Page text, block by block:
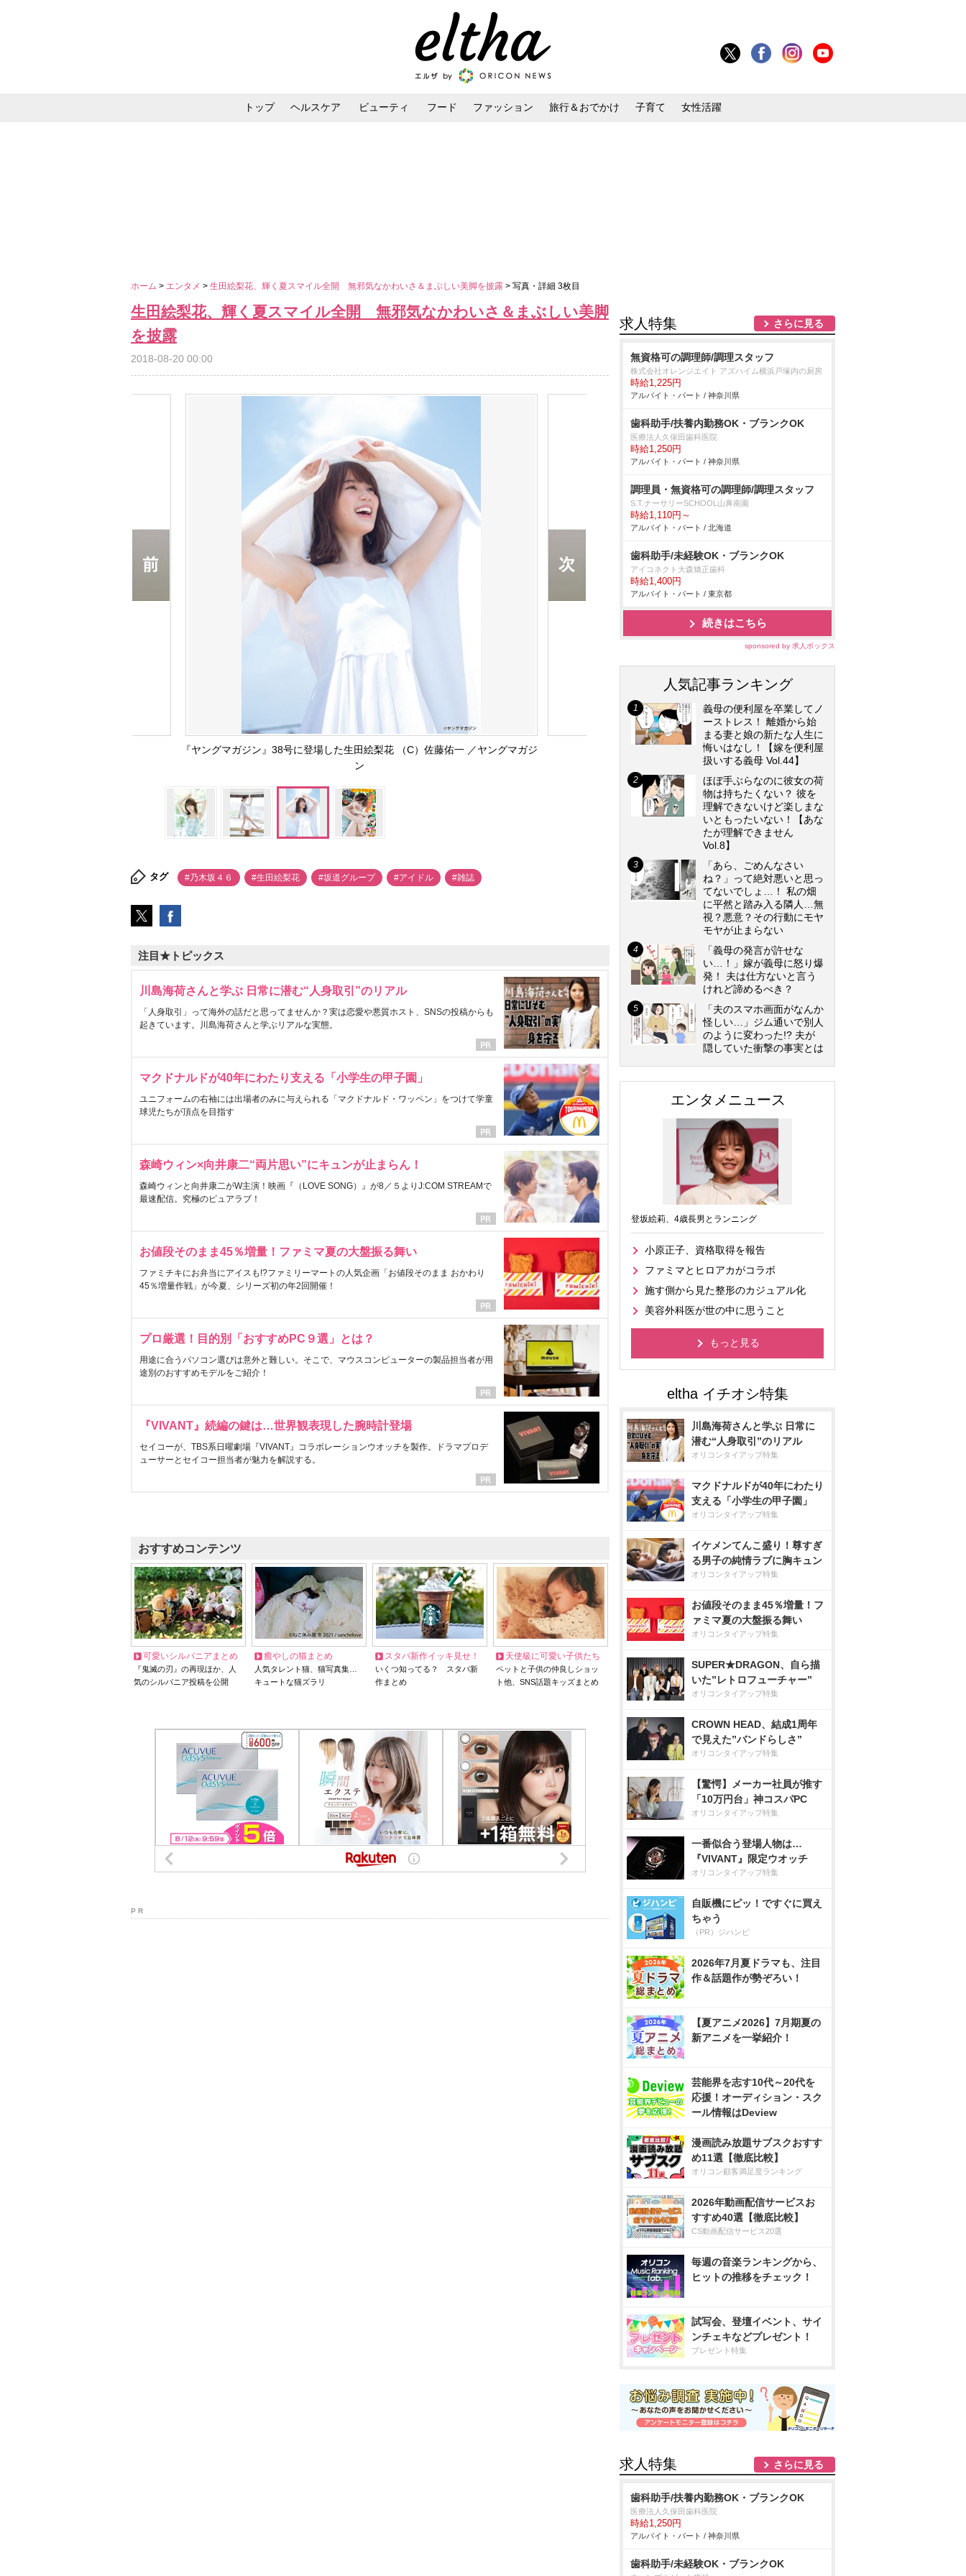
トップ ヘルスケア ビューティ フード ファッション 旅行＆おでかけ 子育て 女性活躍
ホーム > エンタメ > 生田絵梨花、輝く夏スマイル全開 無邪気なかわいさ＆まぶしい美脚を披露 > 写真・詳細 3枚目
生田絵梨花、輝く夏スマイル全開 無邪気なかわいさ＆まぶしい美脚
を披露
2018-08-20 00:00
『ヤングマガジン』38号に登場した生田絵梨花 （C）佐藤佑一 ／ヤングマガジ
ン
タグ #乃木坂４６ #生田絵梨花 #坂道グループ #アイドル #雑誌
注目★トピックス
川島海荷さんと学ぶ 日常に潜む“人身取引”のリアル
「人身取引」って海外の話だと思ってませんか？実は恋愛や悪質ホスト、SNSの投稿からも
起きています。川島海荷さんと学ぶリアルな実態。
マクドナルドが40年にわたり支える「小学生の甲子園」
ユニフォームの右袖には出場者のみに与えられる「マクドナルド・ワッペン」をつけて学童
球児たちが頂点を目指す
森崎ウィン×向井康二“両片思い”にキュンが止まらん！
森崎ウィンと向井康二がW主演！映画『（LOVE SONG）』が8／５よりJ:COM STREAMで
最速配信。究極のピュアラブ！
お値段そのまま45％増量！ファミマ夏の大盤振る舞い
ファミチキにお弁当にアイスも!?ファミリーマートの人気企画「お値段そのまま おかわり
45％増量作戦」が今夏、シリーズ初の年2回開催！
プロ厳選！目的別「おすすめPC９選」とは？
用途に合うパソコン選びは意外と難しい。そこで、マウスコンピューターの製品担当者が用
途別のおすすめモデルをご紹介！
『VIVANT』続編の鍵は…世界観表現した腕時計登場
セイコーが、TBS系日曜劇場『VIVANT』コラボレーションウオッチを製作。ドラマプロデ
ューサーとセイコー担当者が魅力を解説する。
おすすめコンテンツ
可愛いシルバニアまとめ
『鬼滅の刃』の再現ほか、人
気のシルバニア投稿を公開
癒やしの猫まとめ
人気タレント猫、猫写真集…
キュートな猫ズラリ
スタバ新作イッキ見せ！
いくつ知ってる？ スタバ新
作まとめ
天使級に可愛い子供たち
ペットと子供の仲良しショッ
ト他、SNS話題キッズまとめ
P R
求人特集 さらに見る
無資格可の調理師/調理スタッフ
株式会社オレンジエイト アズハイム横浜戸塚内の厨房
時給1,225円
アルバイト・パート / 神奈川県
歯科助手/扶養内勤務OK・ブランクOK
医療法人久保田歯科医院
時給1,250円
アルバイト・パート / 神奈川県
調理員・無資格可の調理師/調理スタッフ
S.T.ナーサリーSCHOOL山鼻南園
時給1,110円～
アルバイト・パート / 北海道
歯科助手/未経験OK・ブランクOK
アイコネクト大森矯正歯科
時給1,400円
アルバイト・パート / 東京都
続きはこちら
sponsored by 求人ボックス
人気記事ランキング
義母の便利屋を卒業してノ
ーストレス！ 離婚から始
まる妻と娘の新たな人生に
悔いはなし！【嫁を便利屋
扱いする義母 Vol.44】
ほぼ手ぶらなのに彼女の荷
物は持ちたくない？ 彼を
理解できないけど楽しまな
いともったいない！【あな
たが理解できません
Vol.8】
「あら、ごめんなさい
ね？」って絶対悪いと思っ
てないでしょ…！ 私の畑
に平然と踏み入る隣人…無
視？悪意？その行動にモヤ
モヤが止まらない
「義母の発言が許せな
い…！」嫁が義母に怒り爆
発！ 夫は仕方ないと言う
けれど諦めるべき？
「夫のスマホ画面がなんか
怪しい…」ジム通いで別人
のように変わった!? 夫が
隠していた衝撃の事実とは
エンタメニュース
登坂絵莉、4歳長男とランニング
小原正子、資格取得を報告
ファミマとヒロアカがコラボ
施す側から見た整形のカジュアル化
美容外科医が世の中に思うこと
もっと見る
川島海荷さんと学ぶ 日常に
潜む“人身取引”のリアル
オリコンタイアップ特集
マクドナルドが40年にわたり
支える「小学生の甲子園」
オリコンタイアップ特集
イケメンてんこ盛り！尊すぎ
る男子の純情ラブに胸キュン
オリコンタイアップ特集
お値段そのまま45％増量！フ
ァミマ夏の大盤振る舞い
オリコンタイアップ特集
SUPER★DRAGON、自ら描
いた”レトロフューチャー”
オリコンタイアップ特集
CROWN HEAD、結成1周年
で見えた”バンドらしさ”
オリコンタイアップ特集
【驚愕】メーカー社員が推す
「10万円台」神コスパPC
オリコンタイアップ特集
一番似合う登場人物は…
『VIVANT』限定ウオッチ
オリコンタイアップ特集
自販機にピッ！ですぐに買え
ちゃう
（PR）ジハンピ
2026年7月夏ドラマも、注目
作＆話題作が勢ぞろい！
【夏アニメ2026】7月期夏の
新アニメを一挙紹介！
芸能界を志す10代～20代を
応援！オーディション・スク
ール情報はDeview
漫画読み放題サブスクおすす
め11選【徹底比較】
オリコン顧客満足度ランキング
2026年動画配信サービスお
すすめ40選【徹底比較】
CS動画配信サービス20選
毎週の音楽ランキングから、
ヒットの推移をチェック！
試写会、登壇イベント、サイ
ンチェキなどプレゼント！
プレゼント特集
求人特集 さらに見る
歯科助手/扶養内勤務OK・ブランクOK
医療法人久保田歯科医院
時給1,250円
アルバイト・パート / 神奈川県
歯科助手/未経験OK・ブランクOK